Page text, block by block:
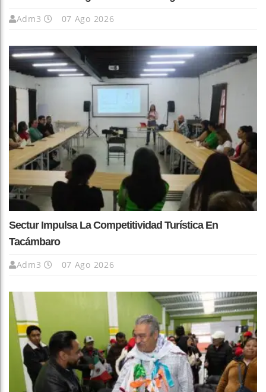
Adm3 07 Ago 2026
Sectur Impulsa La Competitividad Turística En
Tacámbaro
Adm3 07 Ago 2026